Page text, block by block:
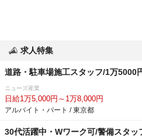
求人特集
道路・駐車場施工スタッフ/1万5000
ニューズ産業
日給1万5,000円～1万8,000円
アルバイト・パート / 東京都
30代活躍中・Wワーク可/警備スタ